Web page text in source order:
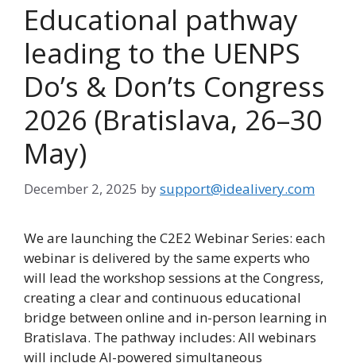
Educational pathway
leading to the UENPS
Do’s & Don’ts Congress
2026 (Bratislava, 26–30
May)
December 2, 2025 bysupport@idealivery.com
We are launching the C2E2 Webinar Series: each
webinar is delivered by the same experts who
will lead the workshop sessions at the Congress,
creating a clear and continuous educational
bridge between online and in-person learning in
Bratislava. The pathway includes: All webinars
will include AI-powered simultaneous